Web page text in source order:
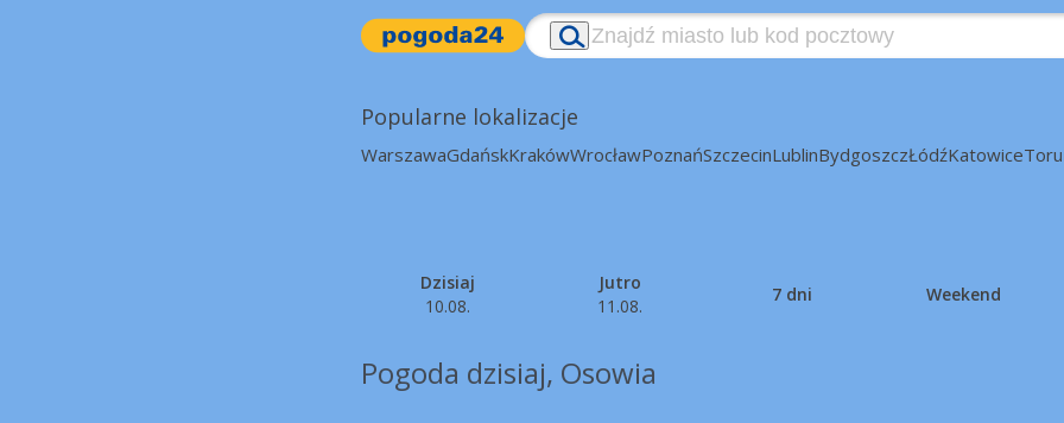
Popularne lokalizacje
WarszawaGdańskKrakówWrocławPoznańSzczecinLublinBydgoszczŁódźKatowice
Dzisiaj
10.08.
Jutro
11.08.
7 dni Weekend
Pogoda dzisiaj, Osowia